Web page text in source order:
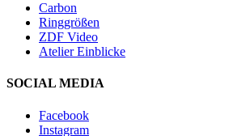
Carbon
Ringgrößen
ZDF Video
Atelier Einblicke
SOCIAL MEDIA
Facebook
Instagram